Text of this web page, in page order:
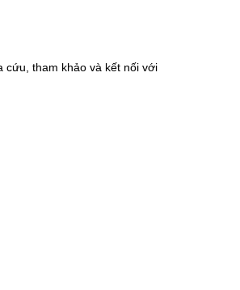
cứu, tham khảo và kết nối với